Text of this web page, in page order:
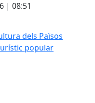
| 08:51
dels Països
popular